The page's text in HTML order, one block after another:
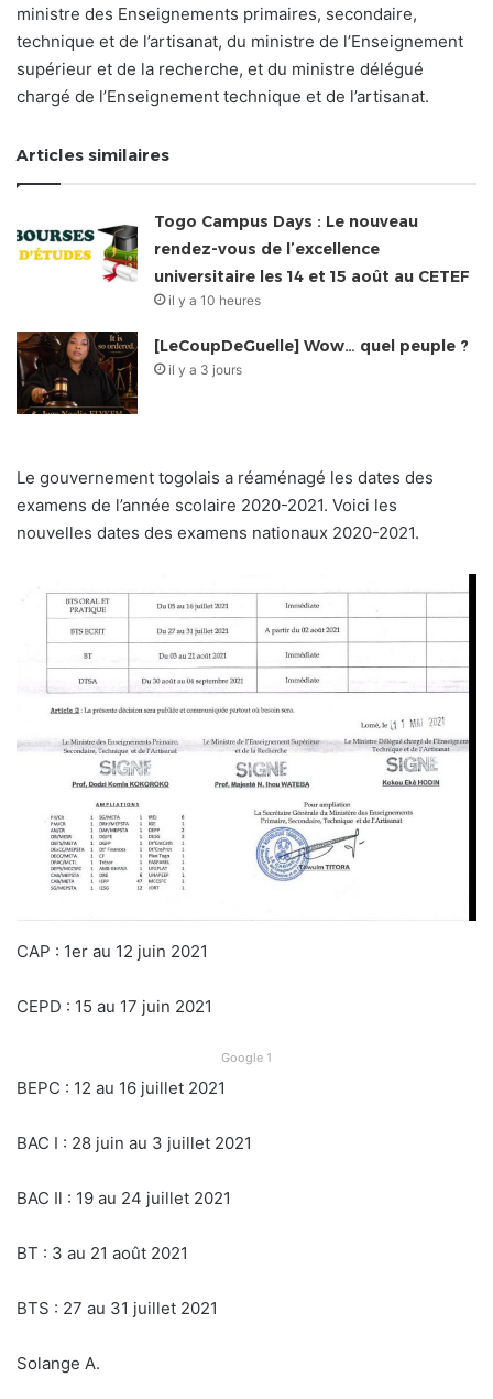
ministre des Enseignements primaires, secondaire,
technique et de l’artisanat, du ministre de l’Enseignement
supérieur et de la recherche, et du ministre délégué
chargé de l’Enseignement technique et de l’artisanat.
Articles similaires
Togo Campus Days : Le nouveau
rendez-vous de l’excellence
universitaire les 14 et 15 août au CETEF
il y a 10 heures
[LeCoupDeGuelle] Wow… quel peuple ?
il y a 3 jours
Le gouvernement togolais a réaménagé les dates des
examens de l’année scolaire 2020-2021. Voici les
nouvelles dates des examens nationaux 2020-2021.
CAP : 1er au 12 juin 2021
CEPD : 15 au 17 juin 2021
Google 1
BEPC : 12 au 16 juillet 2021
BAC I : 28 juin au 3 juillet 2021
BAC Il : 19 au 24 juillet 2021
BT : 3 au 21 août 2021
BTS : 27 au 31 juillet 2021
Solange A.